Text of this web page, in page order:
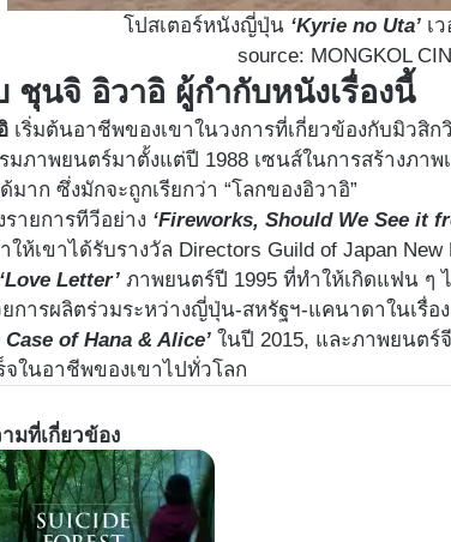
โปสเตอร์หนังญี่ปุ่น ‘Kyrie no Uta’ เ
source: MONGKOL
ชุนจิ อิวาอิ ผู้กำกับหนังเรื่องนี้
เริ่มต้นอาชีพของเขาในวงการที่เกี่ยวข้องกับมิว
มภาพยนตร์มาตั้งแต่ปี 1988 เซนส์ในการสร้างภา
มาก ซึ่งมักจะถูกเรียกว่า “โลกของอิวาอิ”
รายการทีวีอย่าง ‘Fireworks, Should We See it
ให้เขาได้รับรางวัล Directors Guild of Japan
‘Love Letter’ภาพยนตร์ปี 1995 ที่ทำให้เกิดแฟน ๆ
การผลิตร่วมระหว่างญี่ปุ่น-สหรัฐฯ-แคนาดาในเรื่อง
Case of Hana & Alice’ ในปี 2015, และภาพยนตร์
จในอาชีพของเขาไปทั่วโลก
มที่เกี่ยวข้อง